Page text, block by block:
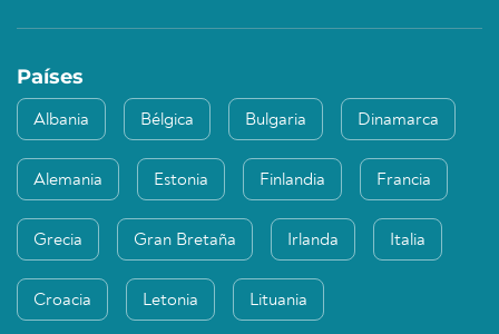
Países
Albania Bélgica Bulgaria Dinamarca
Alemania Estonia Finlandia Francia
Grecia Gran Bretaña Irlanda Italia
Croacia Letonia Lituania